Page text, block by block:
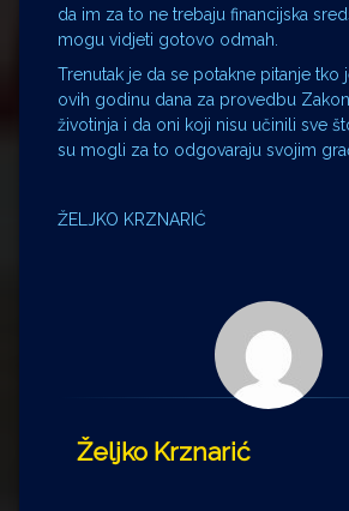
da im za to ne trebaju financijska
mogu vidjeti gotovo odmah.
Trenutak je da se potakne pitanje tko
ovih godinu dana za provedbu
životinja i da oni koji nisu učinili sve
su mogli za to odgovaraju svojim
ŽELJKO KRZNARIĆ
Željko Krznarić